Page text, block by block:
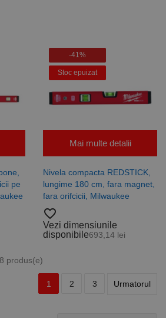
pe
-41%
Stoc epuizat
Mai multe detalii
Nivela compacta REDSTICK,
lungime 180 cm, fara magnet,
fara orifcicii, Milwaukee
favorite_border
Vezi dimensiunile
disponibile693,14 lei
produs(e)
1 2 3 Urmatorul